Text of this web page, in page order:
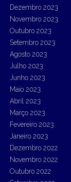
Dezembro 2023
Novembro 2023
Outubro 2023
Setembro 2023
Agosto 2023
Julho 2023
Junho 2023
Maio 2023
Abril 2023
Março 2023
Fevereiro 2023
Janeiro 2023
Dezembro 2022
Novembro 2022
Outubro 2022